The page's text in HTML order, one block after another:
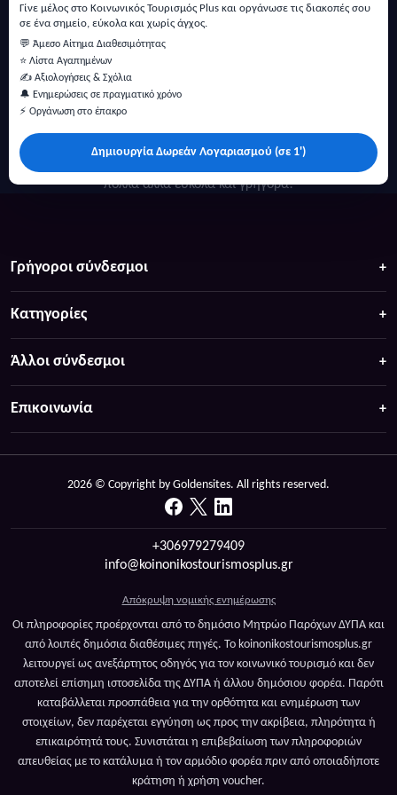
Γίνε μέλος στο Κοινωνικός Τουρισμός Plus και οργάνωσε τις διακοπές σου
σε ένα σημείο, εύκολα και χωρίς άγχος.
💬 Άμεσο Αίτημα Διαθεσιμότητας
⭐ Λίστα Αγαπημένων
✍️ Αξιολογήσεις & Σχόλια
🔔 Ενημερώσεις σε πραγματικό χρόνο
⚡ Οργάνωση στο έπακρο
Δημιουργία Δωρεάν Λογαριασμού (σε 1')
πολλά άλλα ευκολα και γρήγορα!
Γρήγοροι σύνδεσμοι
Κατηγορίες
Άλλοι σύνδεσμοι
Επικοινωνία
2026 © Copyright by Goldensites. All rights reserved.
+306979279409
info@koinonikostourismosplus.gr
Απόκρυψη νομικής ενημέρωσης
Οι πληροφορίες προέρχονται από το δημόσιο Μητρώο Παρόχων ΔΥΠΑ και
από λοιπές δημόσια διαθέσιμες πηγές. Το koinonikostourismosplus.gr
λειτουργεί ως ανεξάρτητος οδηγός για τον κοινωνικό τουρισμό και δεν
αποτελεί επίσημη ιστοσελίδα της ΔΥΠΑ ή άλλου δημόσιου φορέα. Παρότι
καταβάλλεται προσπάθεια για την ορθότητα και ενημέρωση των
στοιχείων, δεν παρέχεται εγγύηση ως προς την ακρίβεια, πληρότητα ή
επικαιρότητά τους. Συνιστάται η επιβεβαίωση των πληροφοριών
απευθείας με το κατάλυμα ή τον αρμόδιο φορέα πριν από οποιαδήποτε
κράτηση ή χρήση voucher.